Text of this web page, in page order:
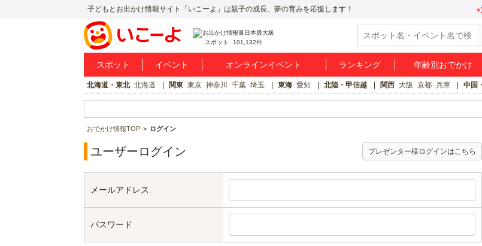
子どもとお出かけ情報サイト「いこーよ」は親子の成長、夢の育みを応援します！
スポット 101,132件
スポット イベント オンラインイベント ランキング 年齢別おでかけ
北海道・東北 北海道 関東 東京 神奈川 千葉 埼玉 東海 愛知 北陸・甲信越 関西 大阪 京都 兵庫 中国
おでかけ情報TOP ログイン
ユーザーログイン プレゼンター様ログインはこちら
メールアドレス
パスワード